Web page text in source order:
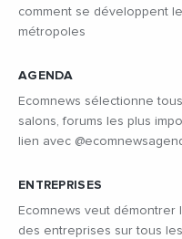
comment se développent
métropoles
AGENDA
Ecomnews sélectionne
salons, forums les plus
lien avec
ENTREPRISES
Ecomnews veut
des entreprises sur tous